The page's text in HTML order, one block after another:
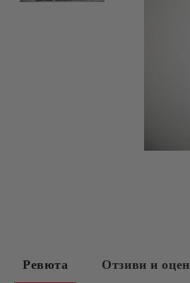
Ревюта Отзиви и